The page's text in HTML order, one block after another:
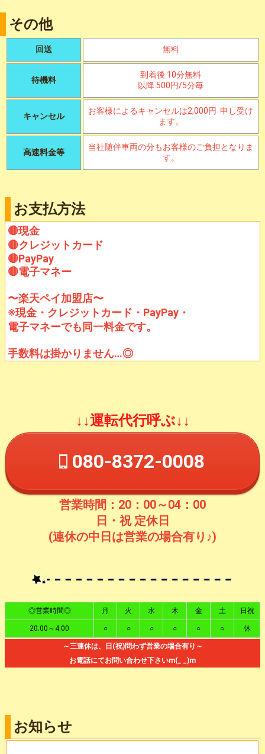
その他
回送 無料
待機料
到着後 10分無料
以降 500円/5分毎
キャンセル
お客様によるキャンセルは2,000円 申し受け
ます。
高速料金等
当社随伴車両の分もお客様のご負担となりま
す。
お支払方法
🔴現金
🔴クレジットカード
🔴PayPay
🔴電子マネー
〜楽天ペイ加盟店〜
※現金・クレジットカード・PayPay・
電子マネーでも同一料金です。
手数料は掛かりません…◎
↓↓運転代行呼ぶ↓↓
080-8372-0008
営業時間：20：00～04：00
日・祝 定休日
(連休の中日は営業の場合有り♪)
◎営業時間◎ 月 火 水 木 金 土 日祝
20:00～4:00 ○ ○ ○ ○ ○ ○ 休
～三連休は、日(祝)問わず営業の場合有り～
お電話にてお問い合わせ下さいm(_ _)m
お知らせ